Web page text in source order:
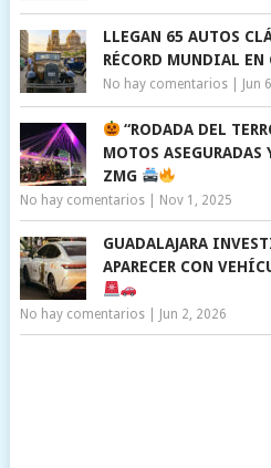
LLEGAN 65 AUTOS
RÉCORD MUNDIAL EN
No hay comentarios| Jun
“RODADA DEL
MOTOS
ZMG
No hay comentarios| Nov 1, 2025
GUADALAJARA
APARECER CON
No hay comentarios| Jun 2, 2026